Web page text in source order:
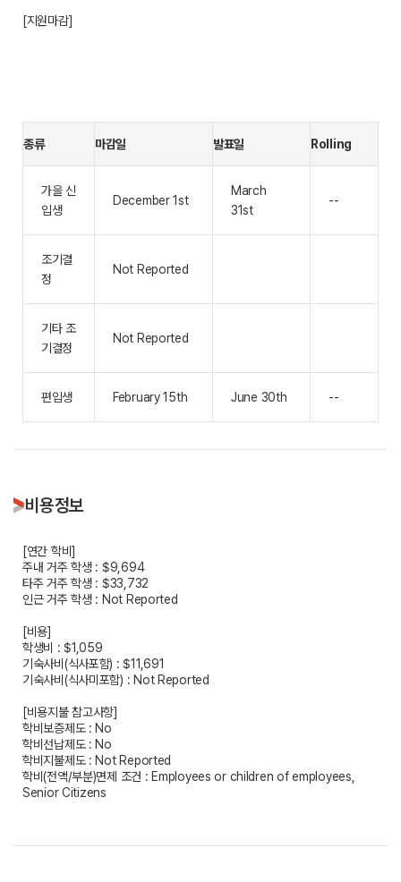
[지원마감]
종류 마감일 발표일 Rolling
가을 신
입생
December 1st
March
31st
--
조기결
정
Not Reported
기타 조
기결정
Not Reported
편입생 February 15th June 30th --
비용정보
[연간 학비]
주내 거주 학생 : $9,694
타주 거주 학생 : $33,732
인근 거주 학생 : Not Reported
[비용]
학생비 : $1,059
기숙사비(식사포함) : $11,691
기숙사비(식사미포함) : Not Reported
[비용지불 참고사항]
학비보증제도 : No
학비선납제도 : No
학비지불제도 : Not Reported
학비(전액/부분)면제 조건 : Employees or children of employees,
Senior Citizens